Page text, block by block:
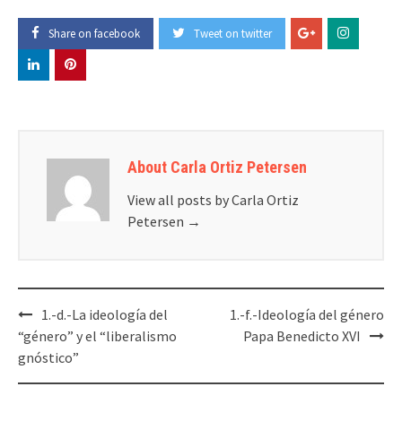
Share on facebook Tweet on twitter
About Carla Ortiz Petersen
View all posts by Carla Ortiz
Petersen →
Post
navigation
1.-d.-La ideología del
“género” y el “liberalismo
gnóstico”
1.-f.-Ideología del género
Papa Benedicto XVI